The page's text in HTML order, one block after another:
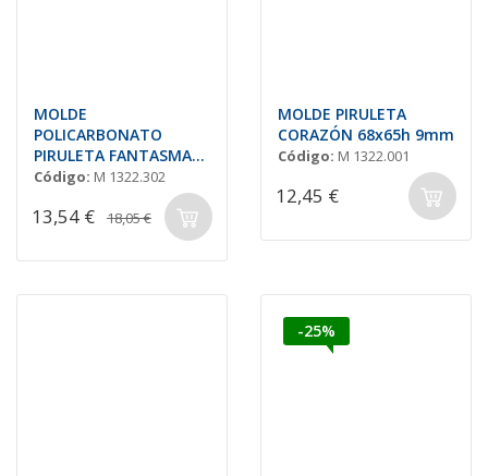
MOLDE
POLICARBONATO
PIRULETA FANTASMA
62,7x46,1 H=11,4mm.
Código: M 1322.302
13,54 € 18,05 €
MOLDE PIRULETA
CORAZÓN 68x65h 9mm
Código: M 1322.001
12,45 €
-25%